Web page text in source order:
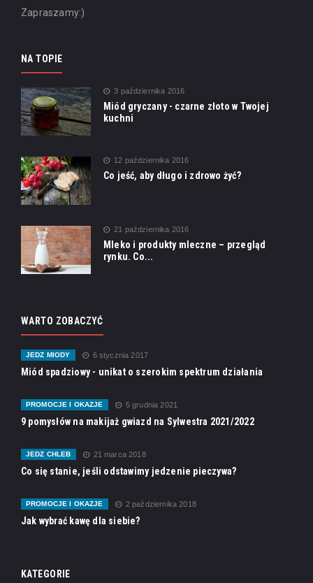
Zapraszamy:)
NA TOPIE
3 października 2016
Miód gryczany - czarne złoto w Twojej
kuchni
12 października 2016
Co jeść, aby długo i zdrowo żyć?
21 października 2016
Mleko i produkty mleczne – przegląd
rynku. Co...
WARTO ZOBACZYĆ
JEDZ MIODY 6 stycznia 2017
Miód spadziowy - unikat o szerokim spektrum działania
PROMOCJE I OKAZJE 5 grudnia 2021
9 pomysłów na makijaż gwiazd na Sylwestra 2021/2022
JEDZ CHLEB 21 marca 2018
Co się stanie, jeśli odstawimy jedzenie pieczywa?
PROMOCJE I OKAZJE 2 października 2018
Jak wybrać kawę dla siebie?
KATEGORIE